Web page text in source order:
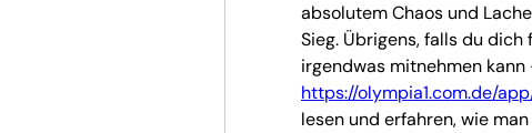
absolutem Chaos und
Sieg. Übrigens, falls du
https://olympia1.com.de/
lesen und erfahren, wie